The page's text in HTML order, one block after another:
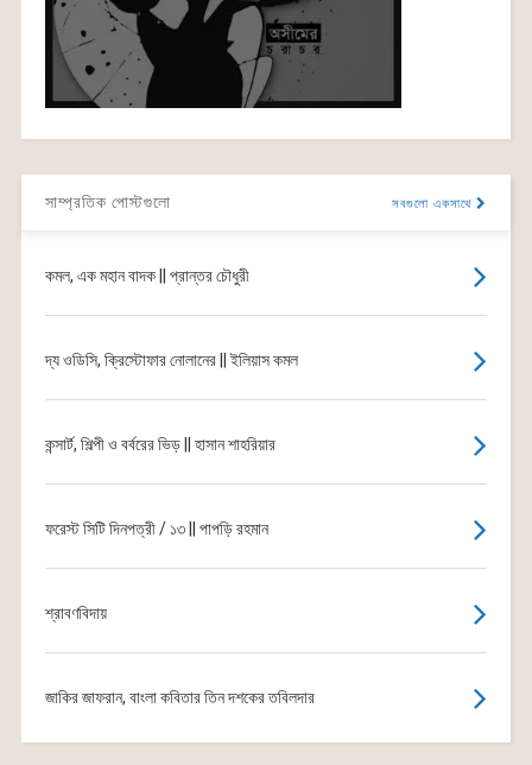
সাম্প্রতিক পোস্টগুলো সবগুলো একসাথে
কমল, এক মহান বাদক || প্রান্তর চৌধুরী
দ্য ওডিসি, ক্রিস্টোফার নোলানের || ইলিয়াস কমল
কন্সার্ট, শিল্পী ও বর্বরের ভিড় || হাসান শাহরিয়ার
ফরেস্ট সিটি দিনপত্রী / ১৩ || পাপড়ি রহমান
শ্রাবণবিদায়
জাকির জাফরান, বাংলা কবিতার তিন দশকের তবিলদার